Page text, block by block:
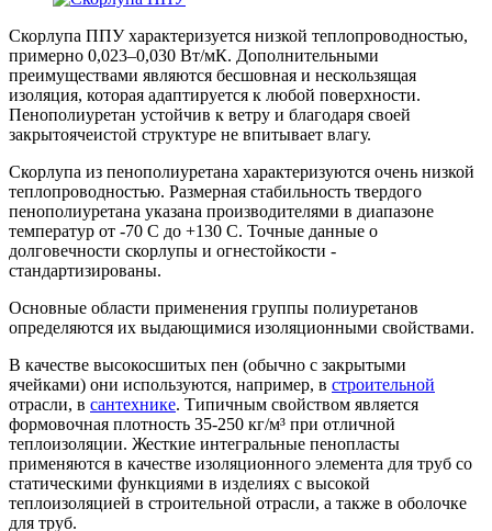
Скорлупа ППУ характеризуется низкой теплопроводностью,
примерно 0,023–0,030 Вт/мК. Дополнительными
преимуществами являются бесшовная и нескользящая
изоляция, которая адаптируется к любой поверхности.
Пенополиуретан устойчив к ветру и благодаря своей
закрытоячеистой структуре не впитывает влагу.
Скорлупа из пенополиуретана характеризуются очень низкой
теплопроводностью. Размерная стабильность твердого
пенополиуретана указана производителями в диапазоне
температур от -70 C до +130 C. Точные данные о
долговечности скорлупы и огнестойкости -
стандартизированы.
Основные области применения группы полиуретанов
определяются их выдающимися изоляционными свойствами.
В качестве высокосшитых пен (обычно с закрытыми
ячейками) они используются, например, в строительной
отрасли, в сантехнике. Типичным свойством является
формовочная плотность 35-250 кг/м³ при отличной
теплоизоляции. Жесткие интегральные пенопласты
применяются в качестве изоляционного элемента для труб со
статическими функциями в изделиях с высокой
теплоизоляцией в строительной отрасли, а также в оболочке
для труб.